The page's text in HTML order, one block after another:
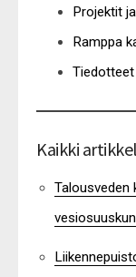
Projektit
Ramppa
Tiedotteet
Kaikki
Talousveden